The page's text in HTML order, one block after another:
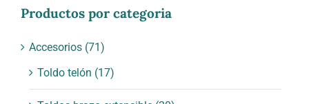
Productos por categoria
Accesorios (71)
Toldo telón (17)